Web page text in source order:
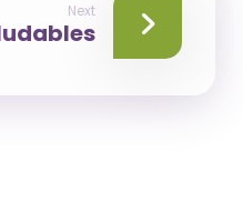
Next